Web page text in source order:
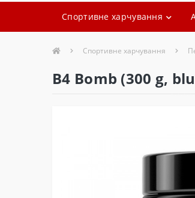
Спортивне харчування
Спортивне харчування
B4 Bomb (300 g,